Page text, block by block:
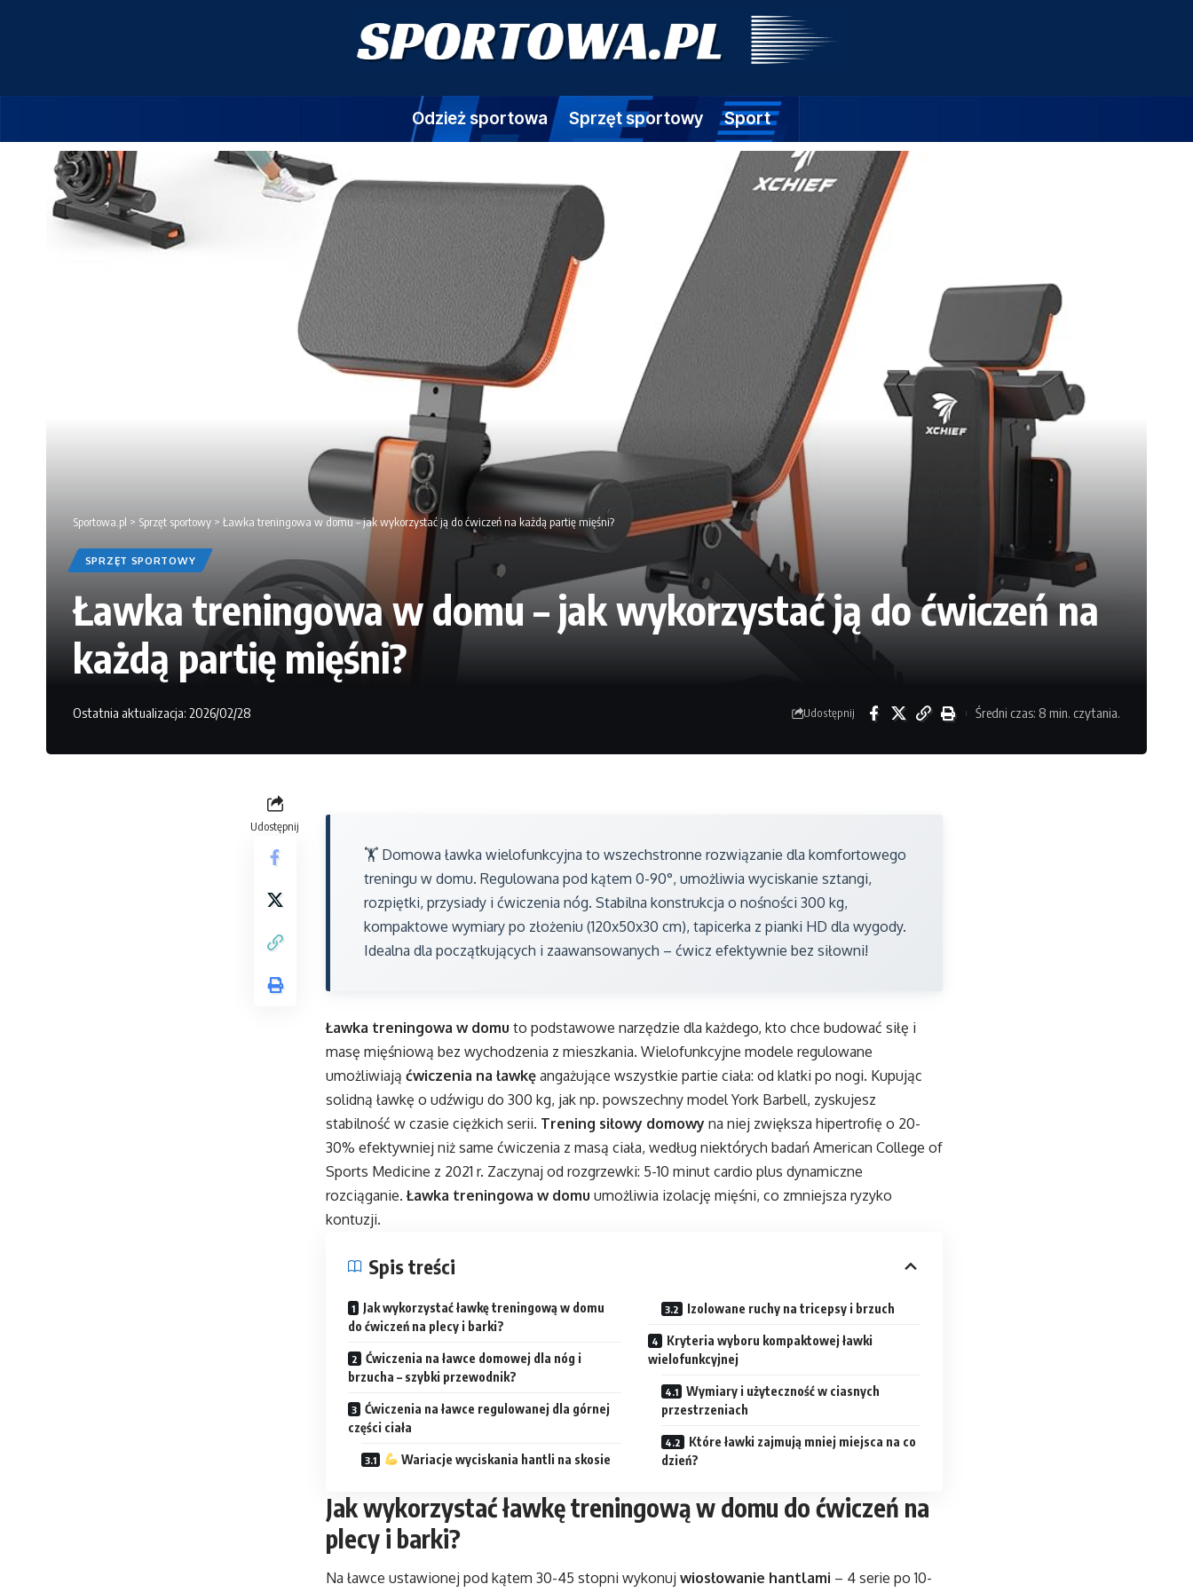
Odzież sportowa Sprzęt sportowy Sport
Sportowa.pl > Sprzęt sportowy > Ławka treningowa w domu – jak wykorzystać ją do ćwiczeń na każdą partię mięśni?
SPRZĘT SPORTOWY
Ławka treningowa w domu – jak wykorzystać ją do ćwiczeń na
każdą partię mięśni?
Ostatnia aktualizacja: 2026/02/28 Udostępnij Średni czas: 8 min. czytania.
Udostępnij
🏋️ Domowa ławka wielofunkcyjna to wszechstronne rozwiązanie dla komfortowego
treningu w domu. Regulowana pod kątem 0-90°, umożliwia wyciskanie sztangi,
rozpiętki, przysiady i ćwiczenia nóg. Stabilna konstrukcja o nośności 300 kg,
kompaktowe wymiary po złożeniu (120x50x30 cm), tapicerka z pianki HD dla wygody.
Idealna dla początkujących i zaawansowanych – ćwicz efektywnie bez siłowni!
Ławka treningowa w domu to podstawowe narzędzie dla każdego, kto chce budować siłę i
masę mięśniową bez wychodzenia z mieszkania. Wielofunkcyjne modele regulowane
umożliwiają ćwiczenia na ławkę angażujące wszystkie partie ciała: od klatki po nogi. Kupując
solidną ławkę o udźwigu do 300 kg, jak np. powszechny model York Barbell, zyskujesz
stabilność w czasie ciężkich serii. Trening siłowy domowy na niej zwiększa hipertrofię o 20-
30% efektywniej niż same ćwiczenia z masą ciała, według niektórych badań American College of
Sports Medicine z 2021 r. Zaczynaj od rozgrzewki: 5-10 minut cardio plus dynamiczne
rozciąganie.Ławka treningowa w domu umożliwia izolację mięśni, co zmniejsza ryzyko
kontuzji.
Spis treści
Jak wykorzystać ławkę treningową w domu
do ćwiczeń na plecy i barki?
Ćwiczenia na ławce domowej dla nóg i
brzucha – szybki przewodnik?
Ćwiczenia na ławce regulowanej dla górnej
części ciała
Wariacje wyciskania hantli na skosie
Izolowane ruchy na tricepsy i brzuch
Kryteria wyboru kompaktowej ławki
wielofunkcyjnej
Wymiary i użyteczność w ciasnych
przestrzeniach
Które ławki zajmują mniej miejsca na co
dzień?
Jak wykorzystać ławkę treningową w domu do ćwiczeń na
plecy i barki?
Na ławce ustawionej pod kątem 30-45 stopni wykonuj wiosłowanie hantlami – 4 serie po 10-